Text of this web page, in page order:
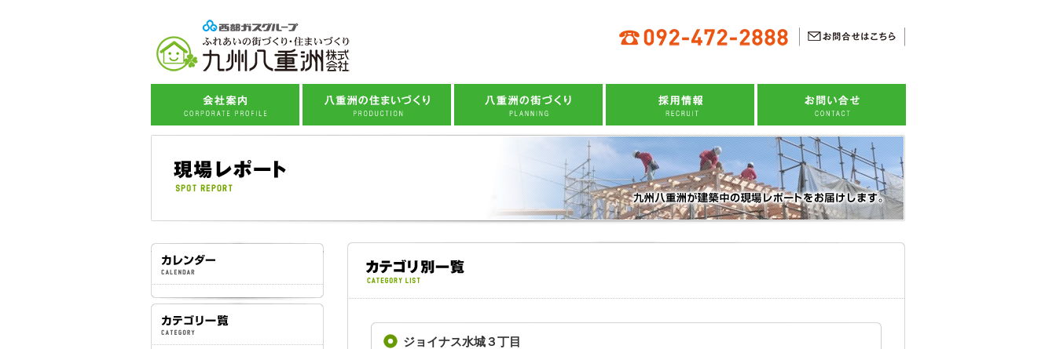
会社概要
社会貢献活動
スタッフ紹介
子育て応援プロジェクト
街づくりへの想い
八重洲の街づくり実例
街づくり実績
ジョイナス水城３丁目